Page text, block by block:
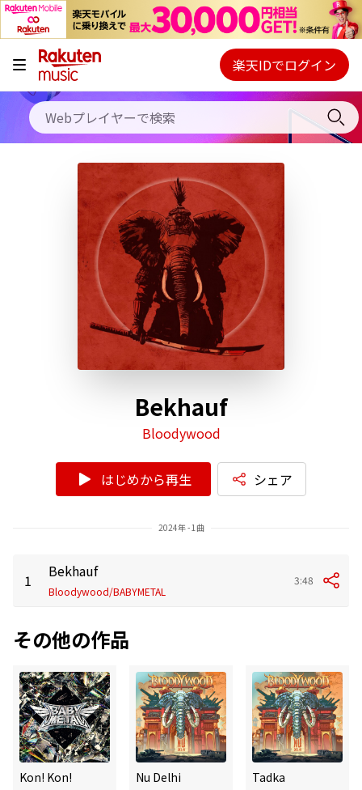
キャンペーン
料金プラン
使い方
初回30日間無料お試し
Webプレイヤー
ご契約内容の確認・変更
楽天IDでログイン
Bekhauf
Bloodywood
はじめから再生 シェア
2024年 - 1曲
1 Bekhauf
Bloodywood/BABYMETAL
3:48
その他の作品
Kon! Kon!
Nu Delhi
Tadka